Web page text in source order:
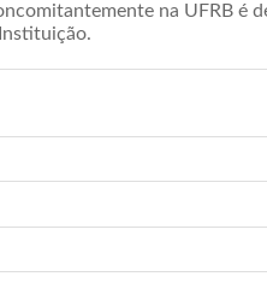
na UFRB é